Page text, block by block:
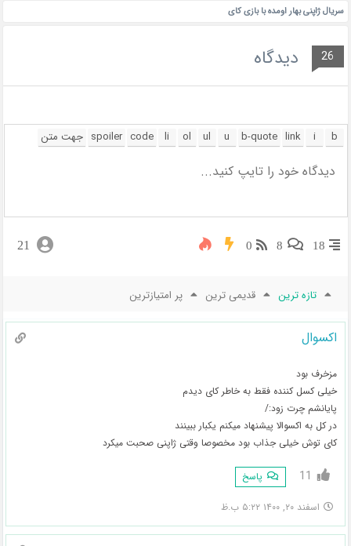
سریال ژاپنی بهار اومده با بازی کای
26 دیدگاه
18
8
0
21
تازه ترین قدیمی ترین پر امتیازترین
اکسوال
مزخرف بود
خیلی کسل کننده فقط به خاطر کای دیدم
پایانشم چرت زود:/
در کل به اکسوالا پیشنهاد میکنم یکبار ببینند
کای توش خیلی جذاب بود مخصوصا وقتی ژاپنی صحبت میکرد
11 پاسخ
اسفند ۲۰, ۱۴۰۰ ۵:۲۲ ب.ظ